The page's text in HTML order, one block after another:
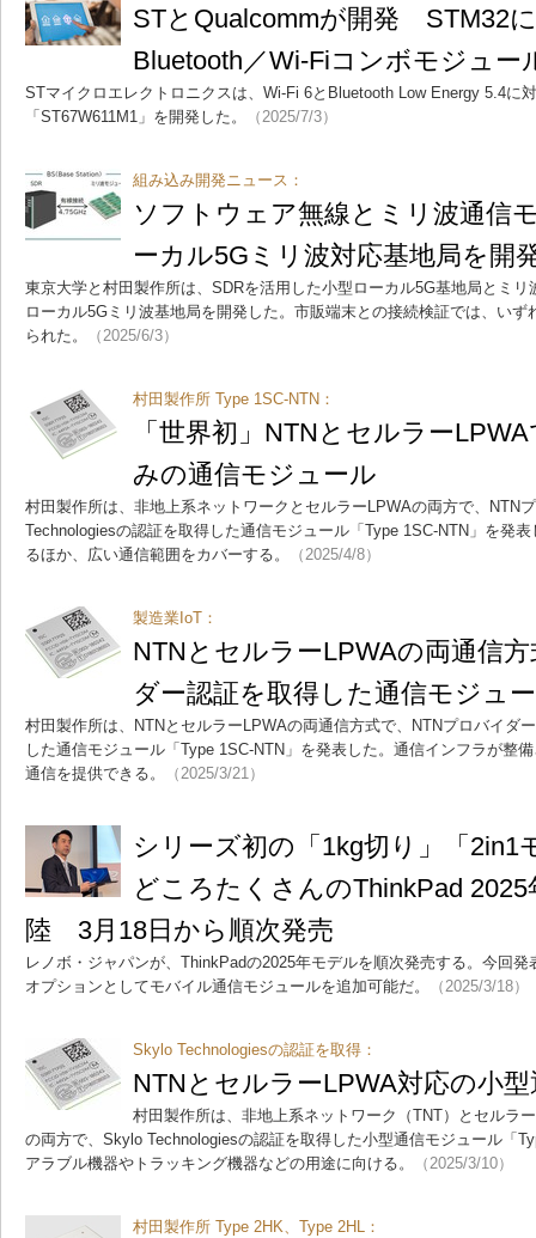
STとQualcommが開発 STM32
Bluetooth／Wi-Fiコンボモジュー
STマイクロエレクトロニクスは、Wi-Fi 6とBluetooth Low Energy 5.4に
「ST67W611M1」を開発した。
（2025/7/3）
組み込み開発ニュース：
ソフトウェア無線とミリ波通信
ーカル5Gミリ波対応基地局を開
東京大学と村田製作所は、SDRを活用した小型ローカル5G基地局とミ
ローカル5Gミリ波基地局を開発した。市販端末との接続検証では、い
られた。
（2025/6/3）
村田製作所 Type 1SC-NTN：
「世界初」NTNとセルラー
みの通信モジュール
村田製作所は、非地上系ネットワークとセルラーLPWAの両方で、NTN
Technologiesの認証を取得した通信モジュール「Type 1SC-NTN」を発
るほか、広い通信範囲をカバーする。
（2025/4/8）
製造業IoT：
NTNとセルラーLPWAの両通信
ダー認証を取得した通信モジュ
村田製作所は、NTNとセルラーLPWAの両通信方式で、NTNプロバイダ
した通信モジュール「Type 1SC-NTN」を発表した。通信インフラが整
通信を提供できる。
（2025/3/21）
シリーズ初の「1kg切り」「
どころたくさんのThinkPad
陸 3月18日から順次発売
レノボ・ジャパンが、ThinkPadの2025年モデルを順次発売する。今回
オプションとしてモバイル通信モジュールを追加可能だ。
（2025/3/18）
Skylo Technologiesの認証を取得：
NTNとセルラーLPWA対応の小
村田製作所は、非地上系ネットワーク（TNT）とセルラ
の両方で、Skylo Technologiesの認証を取得した小型通信モジュール「
アラブル機器やトラッキング機器などの用途に向ける。
（2025/3/10）
村田製作所 Type 2HK、Type 2HL：